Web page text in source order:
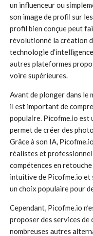
un influenceur ou
son image de profil sur
profil bien conçue peut
révolutionné la création
technologie
autres plateformes
voire supérieures.
Avant de plonger dans le
il est important de
populaire. Picofme.io est
permet de créer des
Grâce à son IA,
réalistes et
compétences en
intuitive de Picofme.io
un choix populaire pour
Cependant, Picofme.io
proposer des services
nombreuses autres